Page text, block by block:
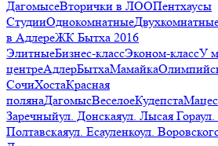
ДагомысеВторички в ЛООПентхаусы
СтудииОднокомнатные
в АдлереЖК Бытха 2016
ЭлитныеБизнес-классЭконом-классУ
центреАдлерБытхаМамайка
СочиХостаКрасная
полянаДагомысВеселоеКудепста
Заречныйул. Донскаяул. Лысая Гора
Полтавскаяул. Есауленкоул.